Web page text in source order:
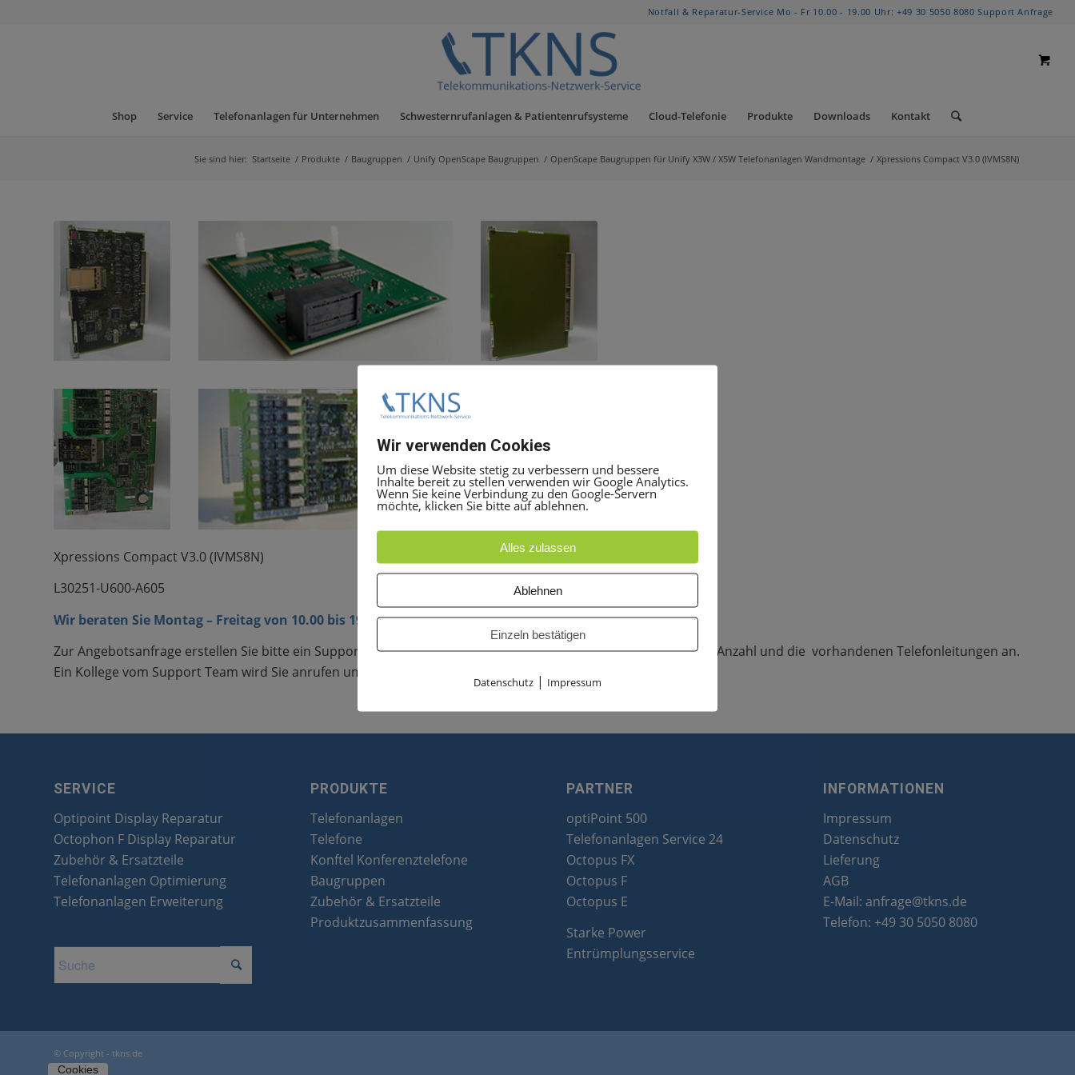
Notfall & Reparatur-Service Mo - Fr 10.00 - 19.00 Uhr: +49 30 5050 8080 Support Anfrage
Shop Service Telefonanlagen für Unternehmen Schwesternrufanlagen & Patientenrufsysteme Cloud-Telefonie Produkte Downloads Kontakt
Sie sind hier: Startseite / Produkte / Baugruppen / Unify OpenScape Baugruppen / OpenScape Baugruppen für Unify X3W / X5W Telefonanlagen Wandmontage / Xpressions Compact V3.0 (IVMS8N)
Xpressions Compact V3.0(IVMS8N)
L30251-U600-A605
Wir beraten Sie Montag – Freitag von 10.00 bis 19:00 Uhr Uhr unter +49 30 5050 8080
Zur Angebotsanfrage erstellen Sie bitte ein Support TicketAngebot anfordern, geben Sie dort die Mittarbeiter Anzahl und die vorhandenen Telefonleitungen an.
Ein Kollege vom Support Team wird Sie anrufen um alles weitere zu besprechen.
SERVICE
Optipoint Display Reparatur
Octophon F Display Reparatur
Zubehör & Ersatzteile
Telefonanlagen Optimierung
Telefonanlagen Erweiterung
PRODUKTE
Telefonanlagen
Telefone
Konftel Konferenztelefone
Baugruppen
Zubehör & Ersatzteile
Produktzusammenfassung
PARTNER
optiPoint 500
Telefonanlagen Service 24
Octopus FX
Octopus F
Octopus E
Starke Power
Entrümplungsservice
INFORMATIONEN
Impressum
Datenschutz
Lieferung
AGB
E-Mail: anfrage@tkns.de
Telefon: +49 30 5050 8080
© Copyright - tkns.de
Cookies
Wir verwenden Cookies
Um diese Website stetig zu verbessern und bessere
Inhalte bereit zu stellen verwenden wir Google Analytics.
Wenn Sie keine Verbindung zu den Google-Servern
möchte, klicken Sie bitte auf ablehnen.
Alles zulassen
Ablehnen
Einzeln bestätigen
Datenschutz | Impressum